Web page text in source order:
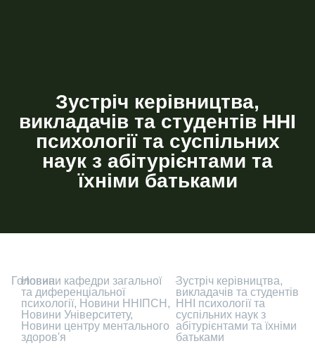
Зустріч керівництва,
викладачів та студентів ННІ
психології та суспільних
наук з абітурієнтами та
їхніми батьками
Головна
-Новини кафедри загальної
та диференціальної
психології, Новини ННІПСН ,
Новини Університету,
Новини центру ментального
здоров'я
-Зустріч керівництва,
викладачів та студентів
ННІ психології та
суспільних наук з
абітурієнтами та їхніми
батьками